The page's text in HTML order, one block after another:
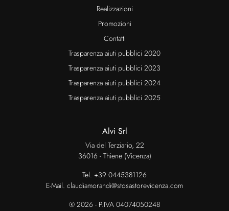
Realizzazioni
Promozioni
Contatti
Trasparenza aiuti pubblici 2020
Trasparenza aiuti pubblici 2023
Trasparenza aiuti pubblici 2024
Trasparenza aiuti pubblici 2025
Alvi Srl
Via del Terziario, 22
36016 - Thiene (Vicenza)
Tel. +39 0445381126
E-Mail. claudiamorandi@stosastorevicenza.com
® 2026 - P.IVA 04074050248